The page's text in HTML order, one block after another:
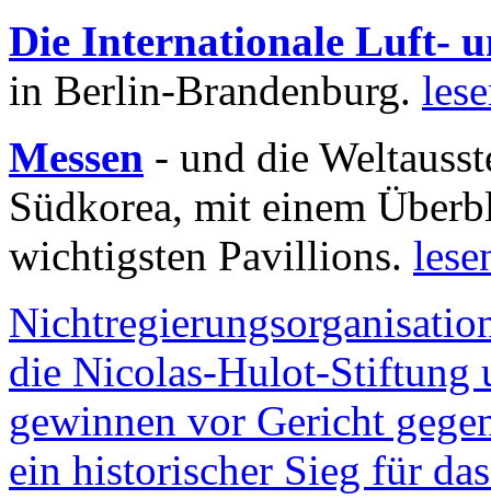
Die Internationale Luft-
in Berlin-Brandenburg.
Messen - und die
Südkorea, mit einem
wichtigsten Pavillions.
die Nicolas-Hulot-Stiftung
gewinnen vor Gericht
ein historischer Sieg für